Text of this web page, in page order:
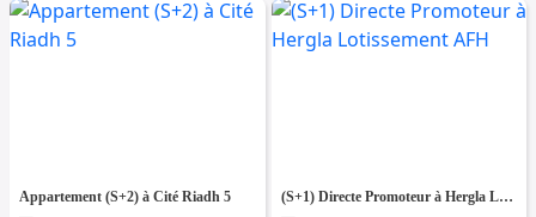
Appartement (S+2) à Cité Riadh 5 (S+1) Directe Promoteur à Hergla Lotissement AFH